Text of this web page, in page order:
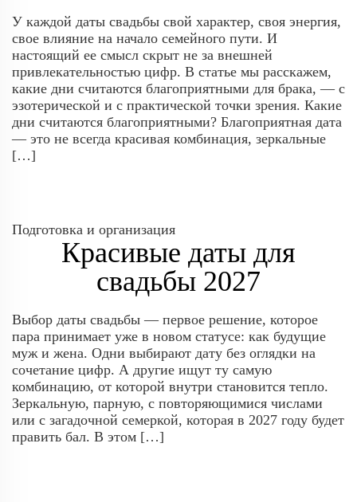
У каждой даты свадьбы свой характер, своя энергия,
свое влияние на начало семейного пути. И
настоящий ее смысл скрыт не за внешней
привлекательностью цифр. В статье мы расскажем,
какие дни считаются благоприятными для брака, — с
эзотерической и с практической точки зрения. Какие
дни считаются благоприятными? Благоприятная дата
— это не всегда красивая комбинация, зеркальные
[…]
Подготовка и организация
Красивые даты для
свадьбы 2027
Выбор даты свадьбы — первое решение, которое
пара принимает уже в новом статусе: как будущие
муж и жена. Одни выбирают дату без оглядки на
сочетание цифр. А другие ищут ту самую
комбинацию, от которой внутри становится тепло.
Зеркальную, парную, с повторяющимися числами
или с загадочной семеркой, которая в 2027 году будет
править бал. В этом […]